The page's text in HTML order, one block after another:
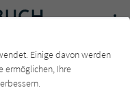
Newsletter
Einige davon werden
ermöglichen, Ihre